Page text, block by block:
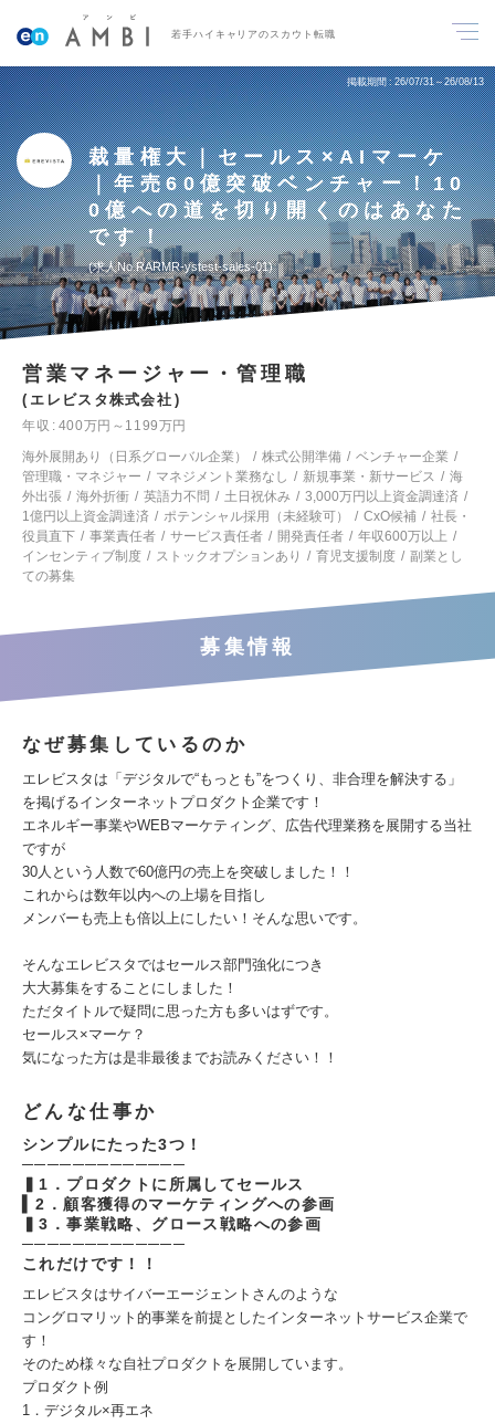
若手ハイキャリアのスカウト転職
掲載期間 26/07/31～26/08/13
裁量権大｜セールス×AIマーケ
｜年売60億突破ベンチャー！10
0億への道を切り開くのはあなた
です！
求人No.RARMR-ystest-sales-01
営業マネージャー・管理職
エレビスタ株式会社
年収
400万円～1199万円
海外展開あり（日系グローバル企業）
株式公開準備
ベンチャー企業
管理職・マネジャー
マネジメント業務なし 新規事業・新サービス
海
外出張
海外折衝 英語力不問 土日祝休み
3,000万円以上資金調達済
1億円以上資金調達済
ポテンシャル採用（未経験可） CxO候補
社長・
役員直下
事業責任者 サービス責任者 開発責任者
年収600万以上
インセンティブ制度
ストックオプションあり 育児支援制度
副業とし
ての募集
募集情報
なぜ募集しているのか
エレビスタは「デジタルで“もっとも”をつくり、非合理を解決する」
を掲げるインターネットプロダクト企業です！
エネルギー事業やWEBマーケティング、広告代理業務を展開する当社
ですが
30人という人数で60億円の売上を突破しました！！
これからは数年以内への上場を目指し
メンバーも売上も倍以上にしたい！そんな思いです。
そんなエレビスタではセールス部門強化につき
大大募集をすることにしました！
ただタイトルで疑問に思った方も多いはずです。
セールス×マーケ？
気になった方は是非最後までお読みください！！
どんな仕事か
シンプルにたった3つ！
─────────────
▍1．プロダクトに所属してセールス
▍2．顧客獲得のマーケティングへの参画
▍3．事業戦略、グロース戦略への参画
─────────────
これだけです！！
エレビスタはサイバーエージェントさんのような
コングロマリット的事業を前提としたインターネットサービス企業で
す！
そのため様々な自社プロダクトを展開しています。
プロダクト例
1．デジタル×再エネ